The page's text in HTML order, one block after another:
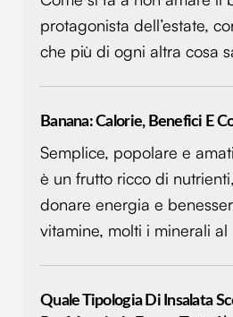
protagonista dell’estate,
che più di ogni altra cosa
Banana: Calorie, Benefici E
Semplice, popolare e
è un frutto ricco di
donare energia e
vitamine, molti i minerali al
Quale Tipologia Di Insalata